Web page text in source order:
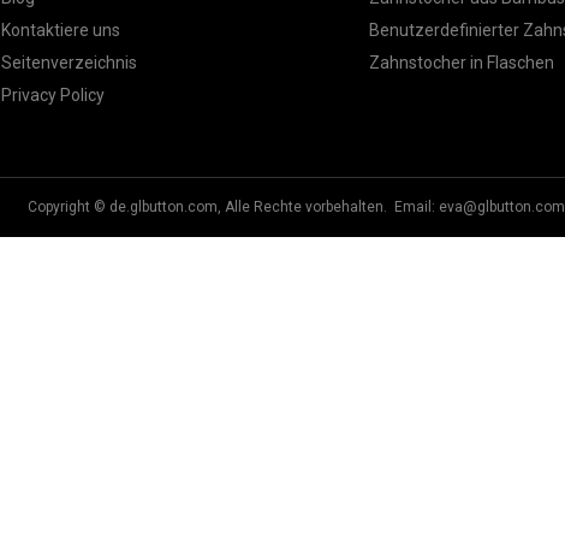
Kontaktiere uns
Seitenverzeichnis
Privacy Policy
Benutzerdefinierter
Zahnstocher in Flaschen
Copyright © de.glbutton.com, Alle Rechte vorbehalten. Email: eva@glbutton.com